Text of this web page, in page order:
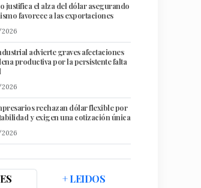
justifica el alza del dólar asegurando
favorece a las exportaciones
advierte graves afectaciones
productiva por la persistente falta
rechazan dólar flexible por
y exigen una cotización única
+ LEIDOS